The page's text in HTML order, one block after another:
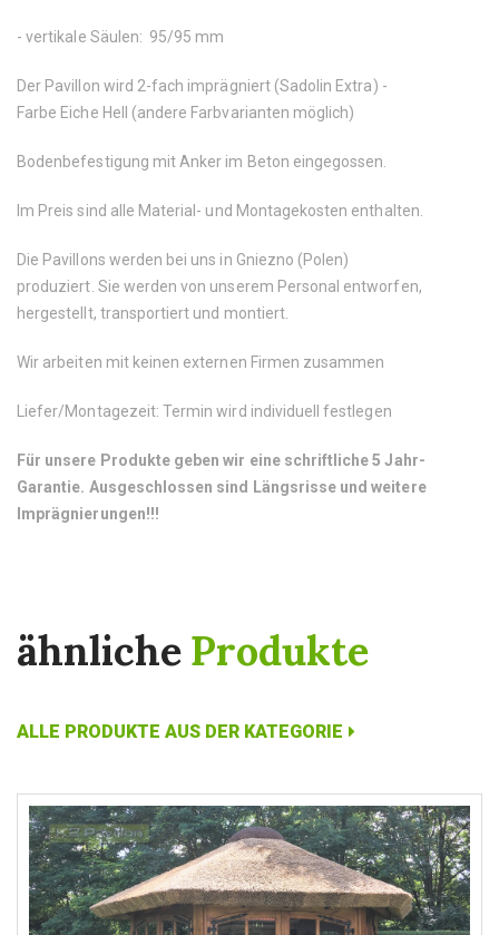
- vertikale Säulen: 95/95 mm
Der Pavillon wird 2-fach imprägniert (Sadolin Extra) -
Farbe Eiche Hell (andere Farbvarianten möglich)
Bodenbefestigung mit Anker im Beton eingegossen.
Im Preis sind alle Material- und Montagekosten enthalten.
Die Pavillons werden bei uns in Gniezno (Polen)
produziert. Sie werden von unserem Personal entworfen,
hergestellt, transportiert und montiert.
Wir arbeiten mit keinen externen Firmen zusammen
Liefer/Montagezeit: Termin wird individuell festlegen
Für unsere Produkte geben wir eine schriftliche 5 Jahr-
Garantie. Ausgeschlossen sind Längsrisse und weitere
Imprägnierungen!!!
ähnlicheProdukte
ALLE PRODUKTE AUS DER KATEGORIE